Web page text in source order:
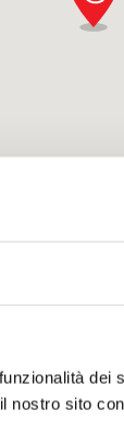
dei
nostro sito